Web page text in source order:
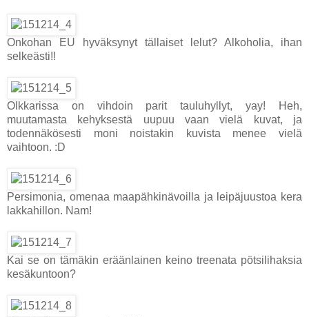
Onkohan EU hyväksynyt tällaiset lelut? Alkoholia, ihan
selkeästi!!
Olkkarissa on vihdoin parit tauluhyllyt, yay! Heh,
muutamasta kehyksestä uupuu vaan vielä kuvat, ja
todennäkösesti moni noistakin kuvista menee vielä
vaihtoon. :D
Persimonia, omenaa maapähkinävoilla ja leipäjuustoa kera
lakkahillon. Nam!
Kai se on tämäkin eräänlainen keino treenata pötsilihaksia
kesäkuntoon?